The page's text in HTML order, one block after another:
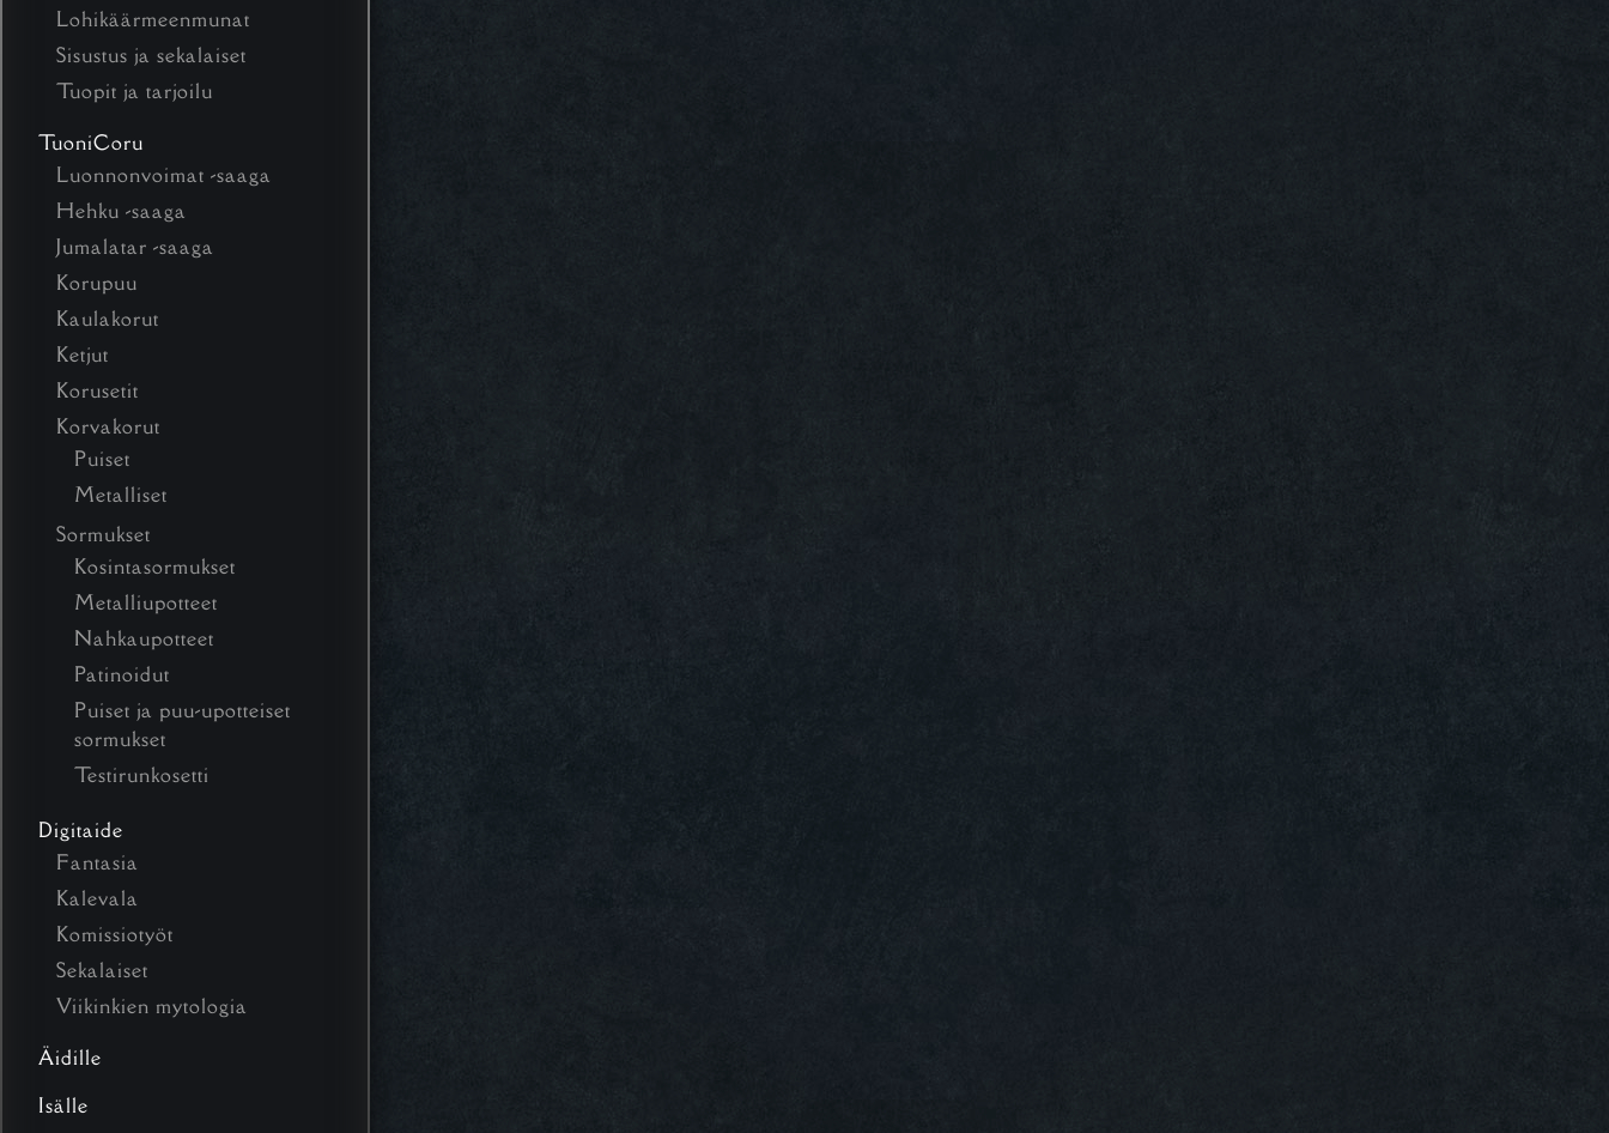
Lohikäärmeenmunat
Sisustus ja sekalaiset
Tuopit ja tarjoilu
TuoniCoru
Luonnonvoimat -saaga
Hehku -saaga
Jumalatar -saaga
Korupuu
Kaulakorut
Ketjut
Korusetit
Korvakorut
Puiset
Metalliset
Sormukset
Kosintasormukset
Metalliupotteet
Nahkaupotteet
Patinoidut
Puiset ja puu-upotteiset
sormukset
Testirunkosetti
Digitaide
Fantasia
Kalevala
Komissiotyöt
Sekalaiset
Viikinkien mytologia
Äidille
Isälle